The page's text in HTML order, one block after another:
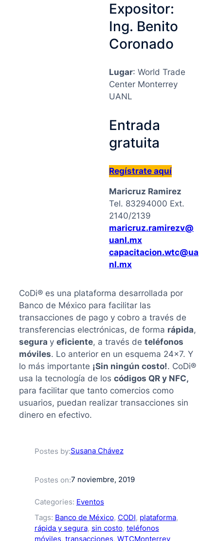
Expositor:
Ing. Benito
Coronado
Lugar: World Trade
Center Monterrey
UANL
Entrada
gratuita
Regístrate aquí
Maricruz Ramirez
Tel. 83294000 Ext.
2140/2139
maricruz.ramirezv@
uanl.mx
capacitacion.wtc@ua
nl.mx
CoDi® es una plataforma desarrollada por
Banco de México para facilitar las
transacciones de pago y cobro a través de
transferencias electrónicas, de forma rápida,
segurayeficiente, a través deteléfonos
móviles. Lo anterior en un esquema 24×7. Y
lo más importante ¡Sin ningún costo!. CoDi®
usa la tecnología de loscódigos QR y NFC,
para facilitar que tanto comercios como
usuarios, puedan realizar transacciones sin
dinero en efectivo.
Postes by:Susana Chávez
Postes on:7 noviembre, 2019
Categories: Eventos
Tags: Banco de México, CODI, plataforma
rápida y segura, sin costo, teléfonos
móviles, transacciones, WTCMonterrey